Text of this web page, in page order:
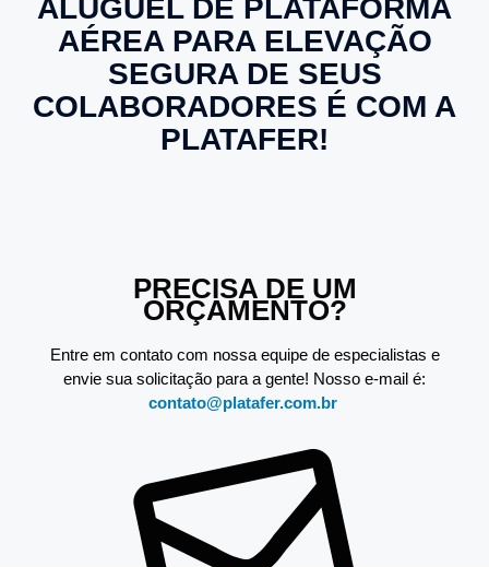
ALUGUEL DE PLATAFORMA
AÉREA PARA ELEVAÇÃO
SEGURA DE SEUS
COLABORADORES É COM A
PLATAFER!
PRECISA DE UM
ORÇAMENTO?
Entre em contato com nossa equipe de especialistas e
envie sua solicitação para a gente! Nosso e-mail é:
contato@platafer.com.br